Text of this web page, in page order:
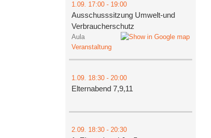
1.09. 17:00- 19:00
Ausschusssitzung Umwelt-und
Verbraucherschutz
Aula
Veranstaltung
1.09. 18:30- 20:00
Elternabend 7,9,11
2.09. 18:30- 20:30